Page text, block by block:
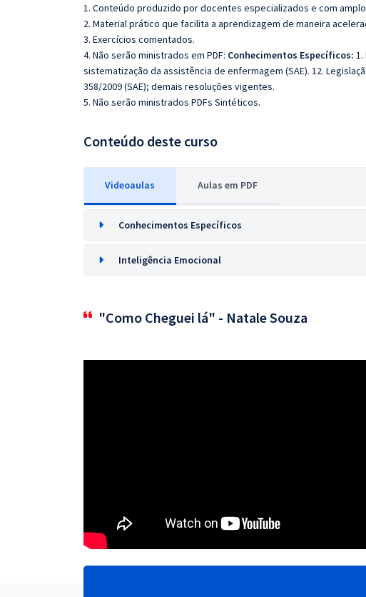
1. Conteúdo produzido por docentes especializados e com
2. Material prático que facilita a aprendizagem de maneira
3. Exercícios comentados.
4. Não serão ministrados em PDF: Conhecimentos Específicos: 1.
sistematização da assistência de enfermagem (SAE). 12.
358/2009 (SAE); demais resoluções vigentes.
5. Não serão ministrados PDFs Sintéticos.
Conteúdo deste curso
Videoaulas Aulas em PDF
Conhecimentos Específicos
Inteligência Emocional
"Como Cheguei lá" - Natale Souza